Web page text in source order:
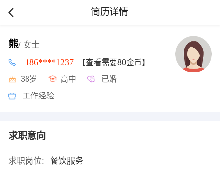
简历详情
熊/ 女士
186****1237 【查看需要80金币】
38岁 高中 已婚
工作经验
求职意向
求职岗位:
餐饮服务